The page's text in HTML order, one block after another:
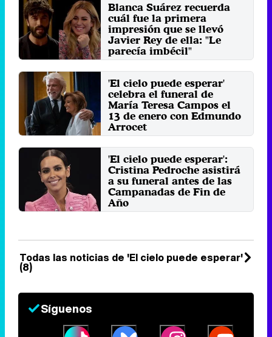
Blanca Suárez recuerda
cuál fue la primera
impresión que se llevó
Javier Rey de ella: "Le
parecía imbécil"
La actriz de 'Las chicas del cable'
ha sido la protagonista de una de
las entregas de 'El ...
Martes 21 Enero 2020 16:35
'El cielo puede esperar'
celebra el funeral de
María Teresa Campos el
13 de enero con Edmundo
Arrocet
La presentadora de televisión
protagoniza una delas entregas
del programa de Movistar+ ...
Martes 7 Enero 2020 13:17
'El cielo puede esperar':
Cristina Pedroche asistirá
a su funeral antes de las
Campanadas de Fin de
Año
La presentadora será la
...
Martes 17 Diciembre 2019 18:52
Todas las noticias de 'El cielo puede esperar'
(8)
Síguenos